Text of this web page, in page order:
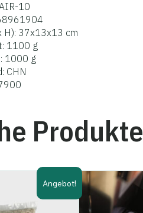
10
H): 37x13x13 cm
1100 g
1000 g
CHN
Produkte
Angebot!